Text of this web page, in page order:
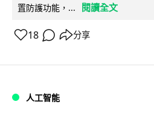
置防護功能，...
閱讀全文
18 分享
人工智能